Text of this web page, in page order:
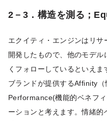
2－3．構造を測る；
エクイティ・エンジンはリ
開発したもので、他のモデ
くフォローしているといえ
ブランドが提供するAffinity
Performance(機能的ベネフ
ーションと考えます。情緒